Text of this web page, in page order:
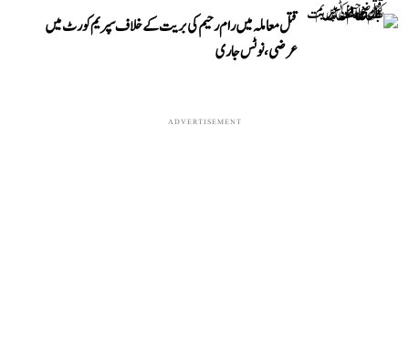
قتل معاملہ میں رام رحیم کی بریت کے خلاف سپریم کورٹ میں
عرضی، نوٹس جاری
ADVERTISEMENT